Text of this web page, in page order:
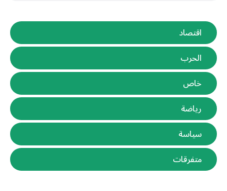
اقتصاد
الحرب
خاص
رياضة
سياسة
متفرقات